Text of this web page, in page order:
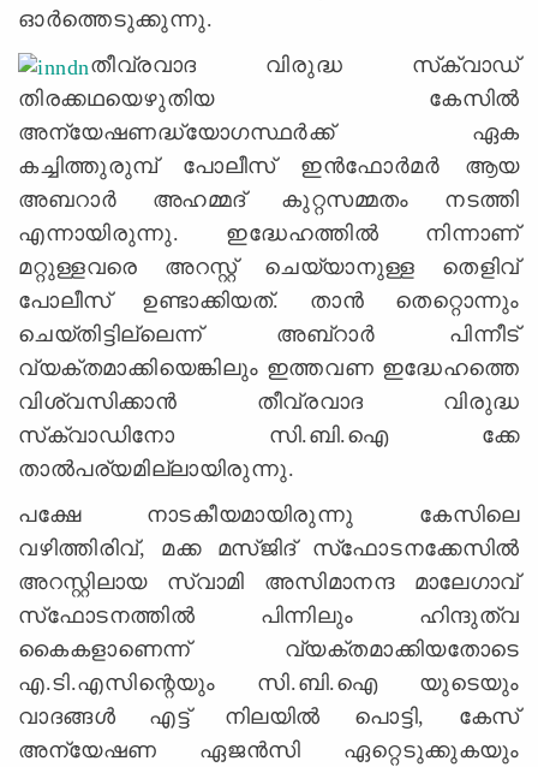
ഓര്‍ത്തെടുക്കുന്നു.
തീവ്രവാദ വിരുദ്ധ സ്‌ക്വാഡ്‌
തിരക്കഥയെഴുതിയ കേസില്‍
അന്യേഷണദ്ധ്യോഗസ്ഥര്‍ക്ക്‌ ഏക
കച്ചിത്തുരുമ്പ്‌ പോലീസ്‌ ഇന്‍ഫോര്‍മര്‍ ആയ
അബറാര്‍ അഹമ്മദ്‌ കുറ്റസമ്മതം നടത്തി
എന്നായിരുന്നു. ഇദ്ധേഹത്തില്‍ നിന്നാണ്‌
മറ്റുള്ളവരെ അറസ്റ്റ്‌ ചെയ്യാനുള്ള തെളിവ്‌
പോലീസ്‌ ഉണ്ടാക്കിയത്‌. താന്‍ തെറ്റൊന്നും
ചെയ്‌തിട്ടില്ലെന്ന്‌ അബ്‌റാര്‍ പിന്നീട്‌
വ്യക്തമാക്കിയെങ്കിലും ഇത്തവണ ഇദ്ധേഹത്തെ
വിശ്വസിക്കാന്‍ തീവ്രവാദ വിരുദ്ധ
സ്‌ക്വാഡിനോ സി.ബി.ഐ ക്കേ
താല്‍പര്യമില്ലായിരുന്നു.
പക്ഷേ നാടകീയമായിരുന്നു കേസിലെ
വഴിത്തിരിവ്‌, മക്ക മസ്‌ജിദ്‌ സ്‌ഫോടനക്കേസില്‍
അറസ്റ്റിലായ സ്വാമി അസിമാനന്ദ മാലേഗാവ്‌
സ്‌ഫോടനത്തില്‍ പിന്നിലും ഹിന്ദുത്വ
കൈകളാണെന്ന്‌ വ്യക്തമാക്കിയതോടെ
എ.ടി.എസിന്റെയും സി.ബി.ഐ യുടെയും
വാദങ്ങള്‍ എട്ട്‌ നിലയില്‍ പൊട്ടി, കേസ്‌
അന്യേഷണ ഏജന്‍സി ഏറ്റെടുക്കുകയും